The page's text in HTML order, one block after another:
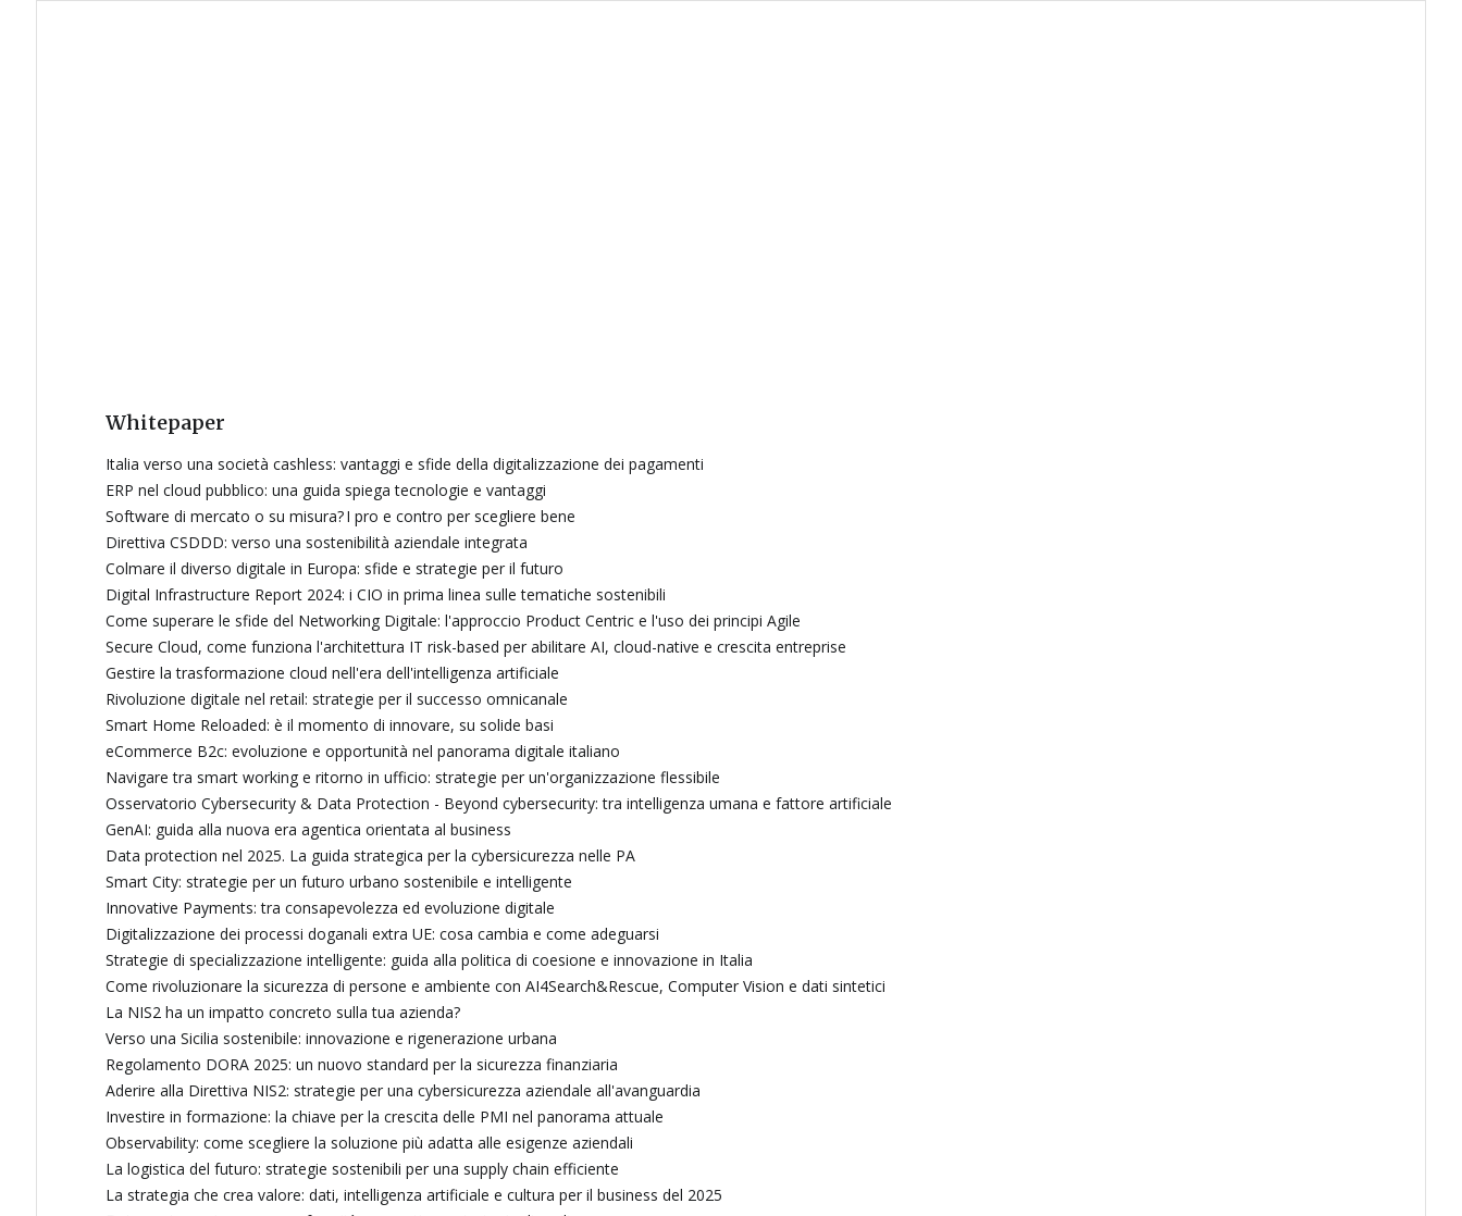
Whitepaper
Italia verso una società cashless: vantaggi e sfide della digitalizzazione dei pagamenti
ERP nel cloud pubblico: una guida spiega tecnologie e vantaggi
Software di mercato o su misura? I pro e contro per scegliere bene
Direttiva CSDDD: verso una sostenibilità aziendale integrata
Colmare il diverso digitale in Europa: sfide e strategie per il futuro
Digital Infrastructure Report 2024: i CIO in prima linea sulle tematiche sostenibili
Come superare le sfide del Networking Digitale: l'approccio Product Centric e l'uso dei principi Agile
Secure Cloud, come funziona l'architettura IT risk-based per abilitare AI, cloud-native e crescita entreprise
Gestire la trasformazione cloud nell'era dell'intelligenza artificiale
Rivoluzione digitale nel retail: strategie per il successo omnicanale
Smart Home Reloaded: è il momento di innovare, su solide basi
eCommerce B2c: evoluzione e opportunità nel panorama digitale italiano
Navigare tra smart working e ritorno in ufficio: strategie per un'organizzazione flessibile
Osservatorio Cybersecurity & Data Protection - Beyond cybersecurity: tra intelligenza umana e fattore artificiale
GenAI: guida alla nuova era agentica orientata al business
Data protection nel 2025. La guida strategica per la cybersicurezza nelle PA
Smart City: strategie per un futuro urbano sostenibile e intelligente
Innovative Payments: tra consapevolezza ed evoluzione digitale
Digitalizzazione dei processi doganali extra UE: cosa cambia e come adeguarsi
Strategie di specializzazione intelligente: guida alla politica di coesione e innovazione in Italia
Come rivoluzionare la sicurezza di persone e ambiente con AI4Search&Rescue, Computer Vision e dati sintetici
La NIS2 ha un impatto concreto sulla tua azienda?
Verso una Sicilia sostenibile: innovazione e rigenerazione urbana
Regolamento DORA 2025: un nuovo standard per la sicurezza finanziaria
Aderire alla Direttiva NIS2: strategie per una cybersicurezza aziendale all'avanguardia
Investire in formazione: la chiave per la crescita delle PMI nel panorama attuale
Observability: come scegliere la soluzione più adatta alle esigenze aziendali
La logistica del futuro: strategie sostenibili per una supply chain efficiente
La strategia che crea valore: dati, intelligenza artificiale e cultura per il business del 2025